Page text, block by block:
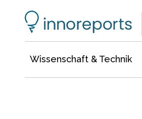
Wissenschaft & Technik